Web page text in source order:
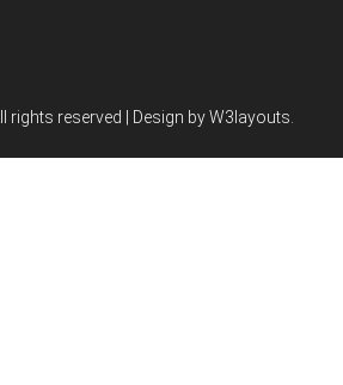
rights reserved | Design byW3layouts.